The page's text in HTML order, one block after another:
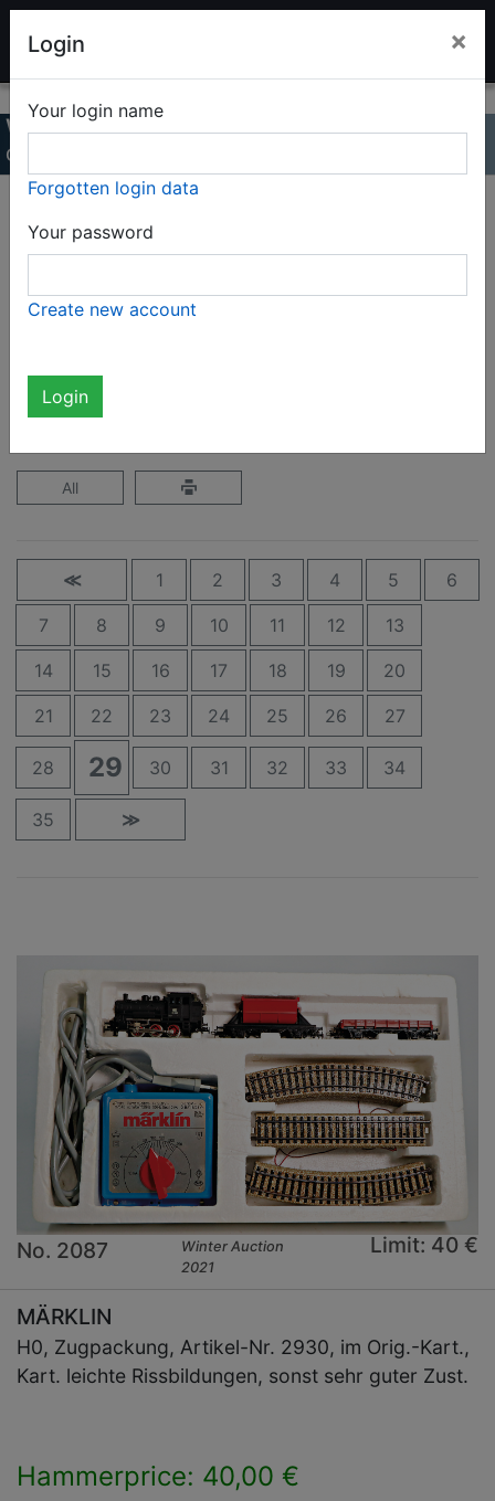
Winter Auction 2021
Online Catalog
Page 29 / 35
ONLY
All
≪ 1 2 3 4 5 6
7 8 9 10 11 12 13
14 15 16 17 18 19 20
21 22 23 24 25 26 27
28 29 30 31 32 33 34
35 ≫
No. 2087
Winter Auction
2021
Limit: 40 €
MÄRKLIN
H0, Zugpackung, Artikel-Nr. 2930, im Orig.-Kart.,
Kart. leichte Rissbildungen, sonst sehr guter Zust.
Hammerprice: 40,00 €
Login ×
Your login name
Forgotten login data
Your password
Create new account
Login